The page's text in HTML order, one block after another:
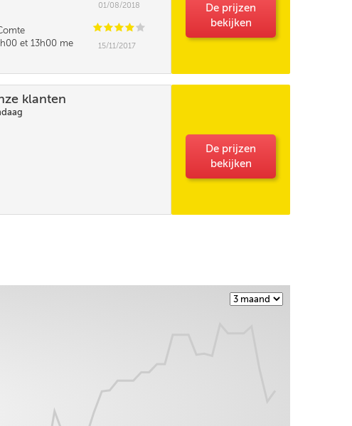
01/08/2018
CCCC C
et 13h00 me
15/11/2017
De prijzen
bekijken
klanten
De prijzen
bekijken